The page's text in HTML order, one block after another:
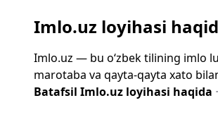
Imlo.uz loyihasi
Imlo.uz — bu o‘zbek tilining imlo
marotaba va qayta-qayta xato
Batafsil Imlo.uz loyihasi haqida